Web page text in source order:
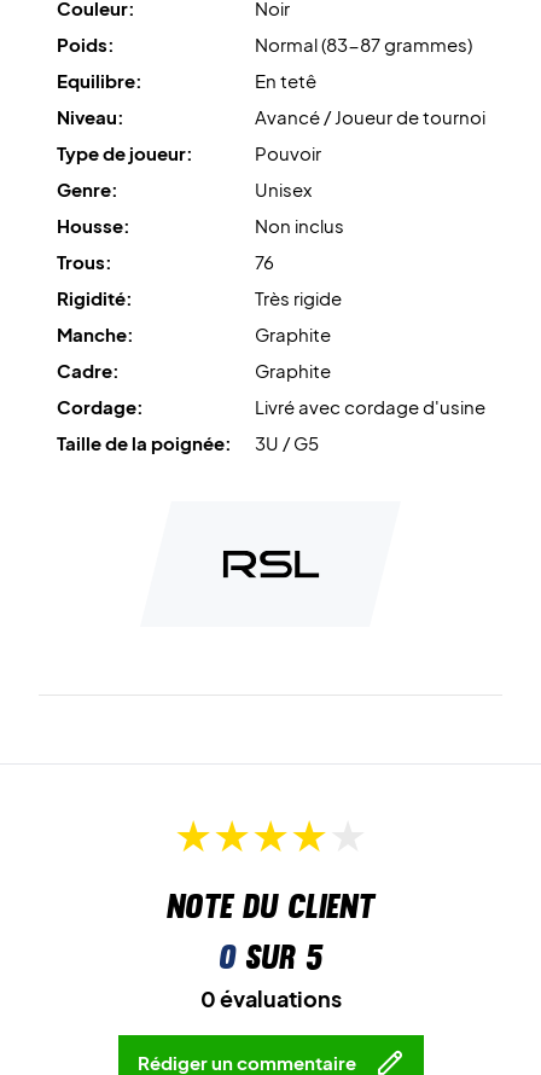
Livrée avec un cordage d'usine. Nous vous recommandons
cependant d'acheter un cordage professionnel.
une tension de 10,5 kg.
Enfin, elle est livrée sans housse.
Couleur:
Noir
Poids:
Normal (83-87 grammes)
Equilibre:
En tetê
Niveau:
Avancé / Joueur de tournoi
Type de joueur:
Pouvoir
Genre:
Unisex
Housse:
Non inclus
Trous:
76
Rigidité:
Très rigide
Manche:
Graphite
Cadre:
Graphite
Cordage:
Livré avec cordage d'usine
Taille de la poignée:
3U / G5
Note du client
0sur 5
0 évaluations
Rédiger un commentaire